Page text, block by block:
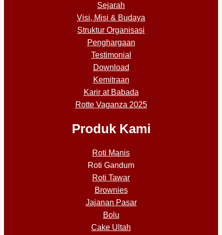
Sejarah
Visi, Misi & Budaya
Struktur Organisasi
Penghargaan
Testimonial
Download
Kemitraan
Karir at Babada
Rotte Vaganza 2025
Produk Kami
Roti Manis
Roti Gandum
Roti Tawar
Brownies
Jajanan Pasar
Bolu
Cake Ultah